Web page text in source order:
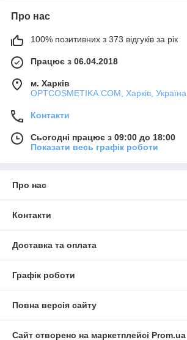
Про нас
100% позитивних з 373 відгуків за рік
Працює з 06.04.2018
м. Харків
OPTCOSMETIKA.COM, Харків, Україна
Контакти
Сьогодні працює з 09:00 до 18:00
Показати весь графік роботи
Про нас
Контакти
Доставка та оплата
Графік роботи
Повна версія сайту
Сайт створено на маркетплейсі Prom.ua